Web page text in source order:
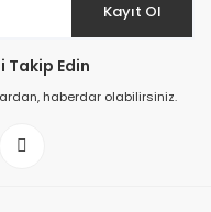
Kayıt Ol
Takip Edin
haberdar olabilirsiniz.